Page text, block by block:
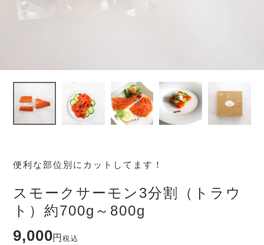
便利な部位別にカットしてます！
スモークサーモン3分割（トラウ
ト）約700g～800g
9,000 税込